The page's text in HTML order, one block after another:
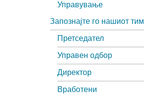
Управување
Запознајте го нашиот тим
Претседател
Управен одбор
Директор
Вработени